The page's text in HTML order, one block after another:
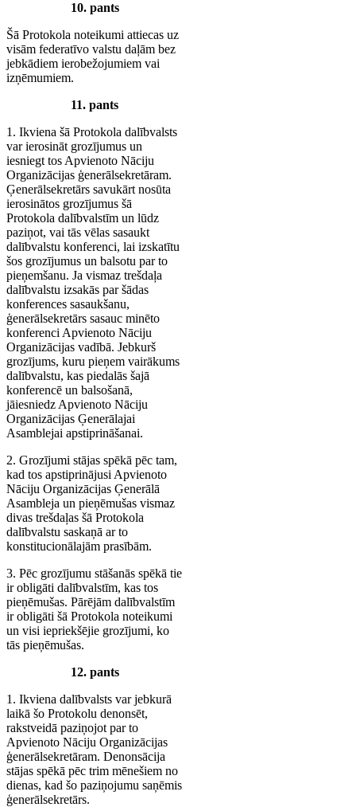
10. pants
Šā Protokola noteikumi attiecas uz
visām federatīvo valstu daļām bez
jebkādiem ierobežojumiem vai
izņēmumiem.
11. pants
1. Ikviena šā Protokola dalībvalsts
var ierosināt grozījumus un
iesniegt tos Apvienoto Nāciju
Organizācijas ģenerālsekretāram.
Ģenerālsekretārs savukārt nosūta
ierosinātos grozījumus šā
Protokola dalībvalstīm un lūdz
paziņot, vai tās vēlas sasaukt
dalībvalstu konferenci, lai izskatītu
šos grozījumus un balsotu par to
pieņemšanu. Ja vismaz trešdaļa
dalībvalstu izsakās par šādas
konferences sasaukšanu,
ģenerālsekretārs sasauc minēto
konferenci Apvienoto Nāciju
Organizācijas vadībā. Jebkurš
grozījums, kuru pieņem vairākums
dalībvalstu, kas piedalās šajā
konferencē un balsošanā,
jāiesniedz Apvienoto Nāciju
Organizācijas Ģenerālajai
Asamblejai apstiprināšanai.
2. Grozījumi stājas spēkā pēc tam,
kad tos apstiprinājusi Apvienoto
Nāciju Organizācijas Ģenerālā
Asambleja un pieņēmušas vismaz
divas trešdaļas šā Protokola
dalībvalstu saskaņā ar to
konstitucionālajām prasībām.
3. Pēc grozījumu stāšanās spēkā tie
ir obligāti dalībvalstīm, kas tos
pieņēmušas. Pārējām dalībvalstīm
ir obligāti šā Protokola noteikumi
un visi iepriekšējie grozījumi, ko
tās pieņēmušas.
12. pants
1. Ikviena dalībvalsts var jebkurā
laikā šo Protokolu denonsēt,
rakstveidā paziņojot par to
Apvienoto Nāciju Organizācijas
ģenerālsekretāram. Denonsācija
stājas spēkā pēc trim mēnešiem no
dienas, kad šo paziņojumu saņēmis
ģenerālsekretārs.